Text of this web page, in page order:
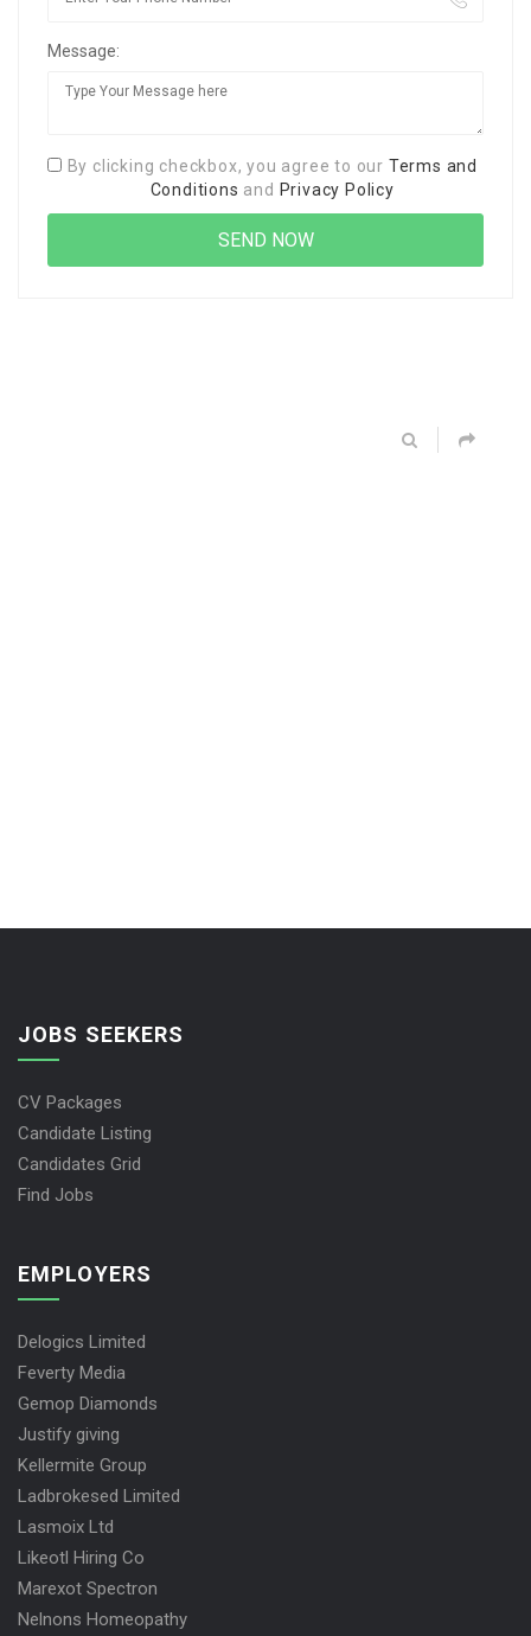
Message:
By clicking checkbox, you agree to our Terms and
Conditions and Privacy Policy
JOBS SEEKERS
CV Packages
Candidate Listing
Candidates Grid
Find Jobs
EMPLOYERS
Delogics Limited
Feverty Media
Gemop Diamonds
Justify giving
Kellermite Group
Ladbrokesed Limited
Lasmoix Ltd
Likeotl Hiring Co
Marexot Spectron
Nelnons Homeopathy